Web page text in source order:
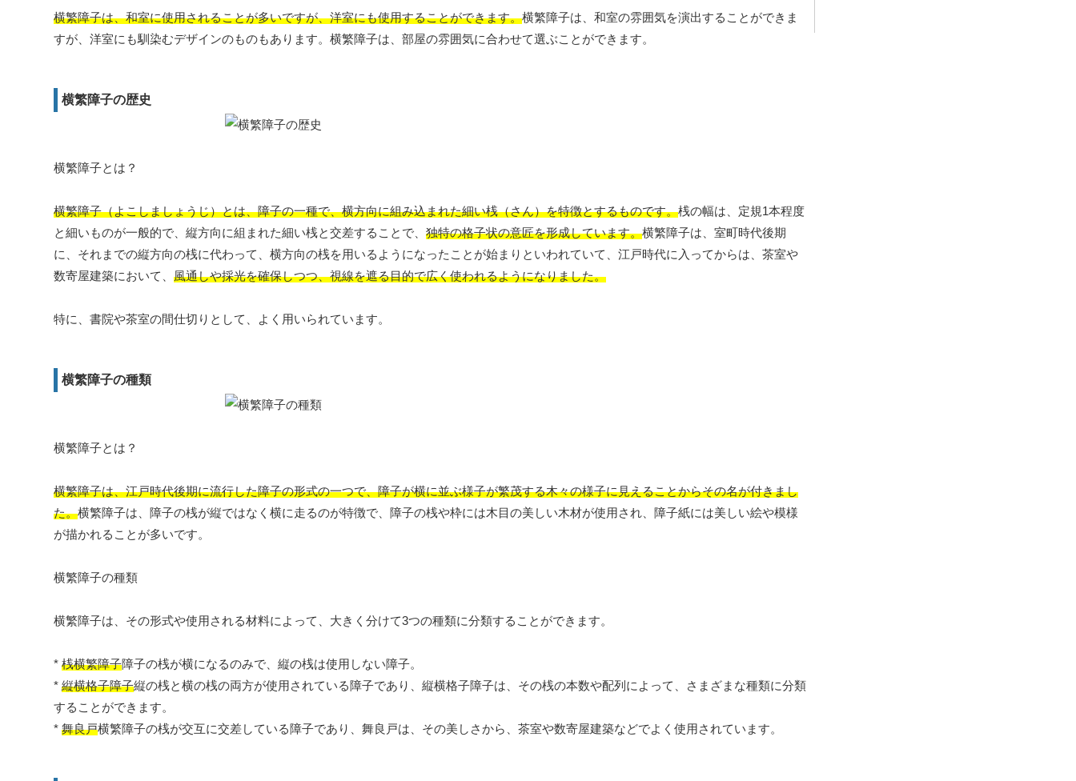
横繁障子は、和室に使用されることが多いですが、洋室にも使用することができます。横繁障子は、和室の雰囲気を演出することができま
すが、洋室にも馴染むデザインのものもあります。横繁障子は、部屋の雰囲気に合わせて選ぶことができます。
横繁障子の歴史
横繁障子とは？
横繁障子（よこしましょうじ）とは、障子の一種で、横方向に組み込まれた細い桟（さん）を特徴とするものです。桟の幅は、定規1本程度
と細いものが一般的で、縦方向に組まれた細い桟と交差することで、 独特の格子状の意匠を形成しています。横繁障子は、室町時代後期
に、それまでの縦方向の桟に代わって、横方向の桟を用いるようになったことが始まりといわれていて、江戸時代に入ってからは、茶室や
数寄屋建築において、 風通しや採光を確保しつつ、視線を遮る目的で広く使われるようになりました。
特に、書院や茶室の間仕切りとして、よく用いられています。
横繁障子の種類
横繁障子とは？
横繁障子は、江戸時代後期に流行した障子の形式の一つで、障子が横に並ぶ様子が繁茂する木々の様子に見えることからその名が付きまし
た。横繁障子は、障子の桟が縦ではなく横に走るのが特徴で、障子の桟や枠には木目の美しい木材が使用され、障子紙には美しい絵や模様
が描かれることが多いです。
横繁障子の種類
横繁障子は、その形式や使用される材料によって、大きく分けて3つの種類に分類することができます。
* 桟横繁障子障子の桟が横になるのみで、縦の桟は使用しない障子。
* 縦横格子障子縦の桟と横の桟の両方が使用されている障子であり、縦横格子障子は、その桟の本数や配列によって、さまざまな種類に分類
することができます。
* 舞良戸横繁障子の桟が交互に交差している障子であり、舞良戸は、その美しさから、茶室や数寄屋建築などでよく使用されています。